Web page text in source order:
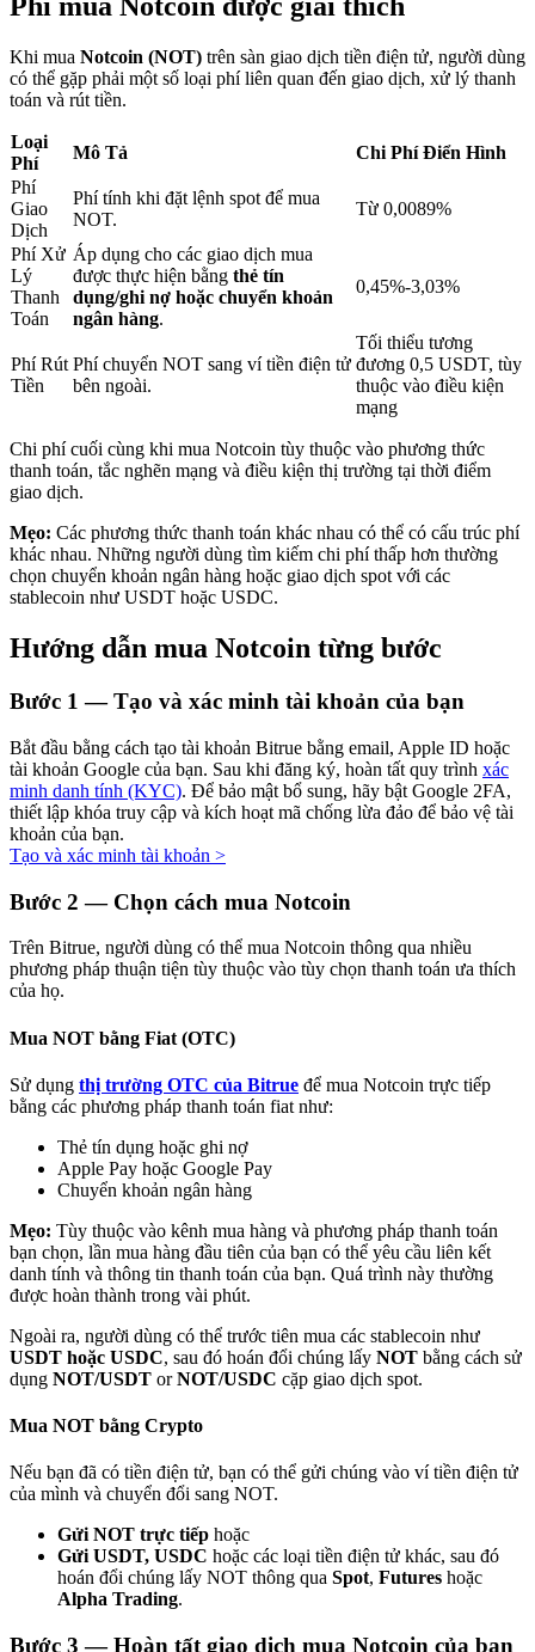
Khóa BTR
Khoản vay
Dịch vụ vay được hỗ trợ bằng tiền điện tử
Đầu tư cố định và quản lý tài chính
Tìm hiểu về kiếm thu nhập thụ động
Lên đến 65% hoa hồng!
Phí mua Notcoin được giải thích
Khi mua Notcoin (NOT) trên sàn giao dịch tiền điện tử, người dùng
có thể gặp phải một số loại phí liên quan đến giao dịch, xử lý thanh
toán và rút tiền.
Loại
Phí
Mô Tả
Chi Phí Điển Hình
Phí
Giao
Dịch
Phí tính khi đặt lệnh spot để mua
NOT.
Từ 0,0089%
Phí Xử
Lý
Thanh
Toán
Áp dụng cho các giao dịch mua
được thực hiện bằng thẻ tín
dụng/ghi nợ hoặc chuyển khoản
ngân hàng.
0,45%-3,03%
Phí Rút
Tiền
Phí chuyển NOT sang ví tiền điện tử
bên ngoài.
Tối thiểu tương
đương 0,5 USDT, tùy
thuộc vào điều kiện
mạng
Chi phí cuối cùng khi mua Notcoin tùy thuộc vào phương thức
thanh toán, tắc nghẽn mạng và điều kiện thị trường tại thời điểm
giao dịch.
Mẹo: Các phương thức thanh toán khác nhau có thể có cấu trúc phí
khác nhau. Những người dùng tìm kiếm chi phí thấp hơn thường
chọn chuyển khoản ngân hàng hoặc giao dịch spot với các
stablecoin như USDT hoặc USDC.
Hướng dẫn mua Notcoin từng bước
Bước 1 —Tạo và xác minh tài khoản của bạn
Bắt đầu bằng cách tạo tài khoản Bitrue bằng email, Apple ID hoặc
tài khoản Google của bạn. Sau khi đăng ký, hoàn tất quy trình xác
minh danh tính (KYC). Để bảo mật bổ sung, hãy bật Google 2FA,
thiết lập khóa truy cập và kích hoạt mã chống lừa đảo để bảo vệ tài
khoản của bạn.
Tạo và xác minh tài khoản >
Bước 2 — Chọn cách mua Notcoin
Trên Bitrue, người dùng có thể mua Notcoin thông qua nhiều
phương pháp thuận tiện tùy thuộc vào tùy chọn thanh toán ưa thích
của họ.
Mua NOT bằng Fiat (OTC)
Sử dụng thị trường OTC của Bitrue để mua Notcoin trực tiếp
bằng các phương pháp thanh toán fiat như:
Thẻ tín dụng hoặc ghi nợ
Apple Pay hoặc Google Pay
Chuyển khoản ngân hàng
Mẹo: Tùy thuộc vào kênh mua hàng và phương pháp thanh toán
bạn chọn, lần mua hàng đầu tiên của bạn có thể yêu cầu liên kết
danh tính và thông tin thanh toán của bạn. Quá trình này thường
được hoàn thành trong vài phút.
Ngoài ra, người dùng có thể trước tiên mua các stablecoin như
USDT hoặc USDC, sau đó hoán đổi chúng lấy NOT bằng cách sử
dụng NOT/USDT orNOT/USDC cặp giao dịch spot.
Mua NOT bằng Crypto
Nếu bạn đã có tiền điện tử, bạn có thể gửi chúng vào ví tiền điện tử
của mình và chuyển đổi sang NOT.
Gửi NOT trực tiếp hoặc
Gửi USDT, USDC hoặc các loại tiền điện tử khác, sau đó
hoán đổi chúng lấy NOT thông qua Spot, Futures hoặc
Alpha Trading.
Bước 3 —Hoàn tất giao dịch mua Notcoin của bạn